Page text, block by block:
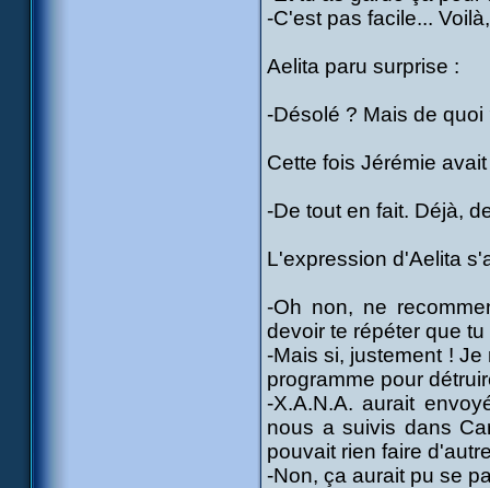
-C'est pas facile...
Aelita paru surprise :
-Désolé ? Mais de quoi
Cette fois Jérémie
-De tout en fait. Déjà,
L'expression d'Aelita
-Oh non, ne
devoir te répéter que
-Mais si, justement !
programme pour
-X.A.N.A. aurait
nous a suivis dans
pouvait rien faire
-Non, ça aurait pu se